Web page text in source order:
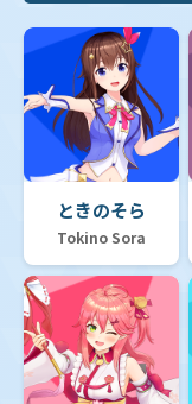
ときのそら
Tokino Sora